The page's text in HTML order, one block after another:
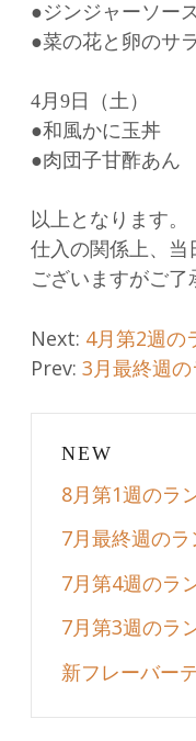
●ジンジャーソー
●菜の花と卵のサ
4月9日（土）
●和風かに玉丼
●肉団子甘酢あん
以上となります。
仕入の関係上、当
ございますがご了
Post
navigation
Next: 4月第2週の
Prev: 3月最終週
NEW
8月第1週のラ
7月最終週のラ
7月第4週のラ
7月第3週のラ
新フレーバー